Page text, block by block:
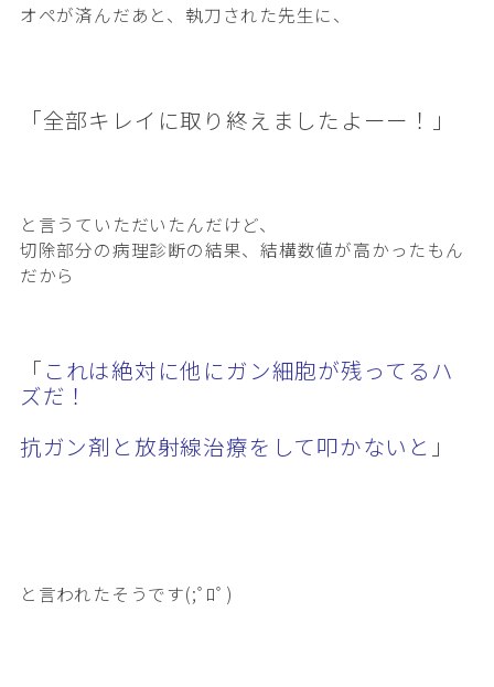
オペが済んだあと、執刀された先生に、
「全部キレイに取り終えましたよーー！」
と言うていただいたんだけど、
切除部分の病理診断の結果、結構数値が高かったもん
だから
「 これは絶対に他にガン細胞が残ってるハ
ズだ！
抗ガン剤と放射線治療をして叩かないと 」
と言われたそうです(;ﾟﾛﾟ)